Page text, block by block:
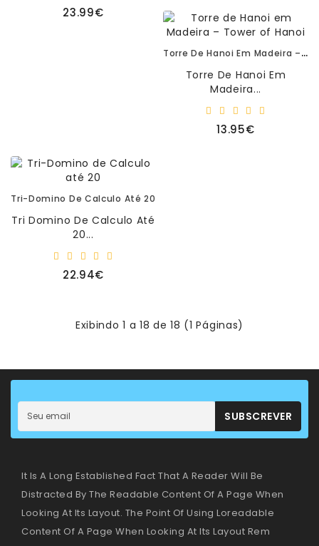
23.99€
Torre De Hanoi Em Madeira – Tower Of Hanoi
Torre De Hanoi Em
Madeira...
13.95€
Tri-Domino De Calculo Até 20
Tri Domino De Calculo Até
20...
22.94€
Exibindo 1 a 18 de 18 (1 Páginas)
SUBSCREVER
It Is A Long Established Fact That A Reader Will Be
Distracted By The Readable Content Of A Page When
Looking At Its Layout. The Point Of Using Loreadable
Content Of A Page When Looking At Its Layout Rem